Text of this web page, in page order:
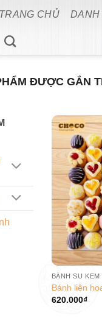
TRANG CHỦ DANH
ĐƯỢC GẮN
BÁNH SU
Bánh liên
620.000₫